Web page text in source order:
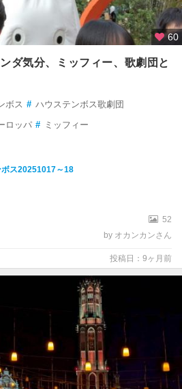
60
ダ気分、ミッフィー、歌劇団と
ボス # ハウステンボス歌劇団
ロッパ # ミッフィー
ス20251017～18
52
by オカンカンさん
投稿日：9ヶ月前